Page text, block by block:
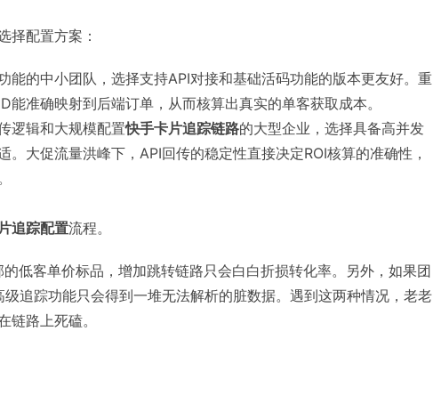
择配置方案：
能的中小团队，选择支持API对接和基础活码功能的版本更友好。重
准确映射到后端订单，从而核算出真实的单客获取成本。
逻辑和大规模配置快手卡片追踪链路的大型企业，选择具备高并发
大促流量洪峰下，API回传的稳定性直接决定ROI核算的准确性，
追踪配置流程。
低客单价标品，增加跳转链路只会白白折损转化率。另外，如果团
追踪功能只会得到一堆无法解析的脏数据。遇到这两种情况，老老
链路上死磕。